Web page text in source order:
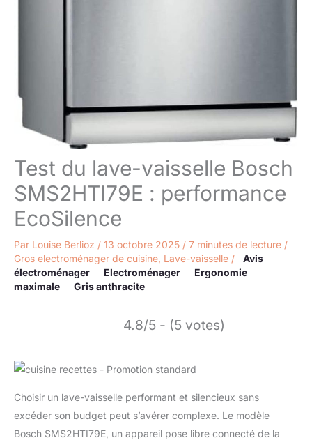
Test du lave-vaisselle Bosch
SMS2HTI79E : performance
EcoSilence
Par Louise Berlioz / 13 octobre 2025 / 7 minutes de lecture /
Gros electroménager de cuisine Lave-vaisselle /
Avis
électroménager
Electroménager
Ergonomie
maximale
Gris anthracite
4.8/5 - (5 votes)
Choisir un lave-vaisselle performant et silencieux sans
excéder son budget peut s’avérer complexe. Le modèle
Bosch SMS2HTI79E, un appareil pose libre connecté de la